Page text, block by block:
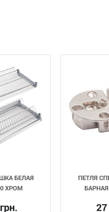
ПЕТЛЯ СПЕЦИАЛЬНАЯ
БАРНАЯ GIFF 180°